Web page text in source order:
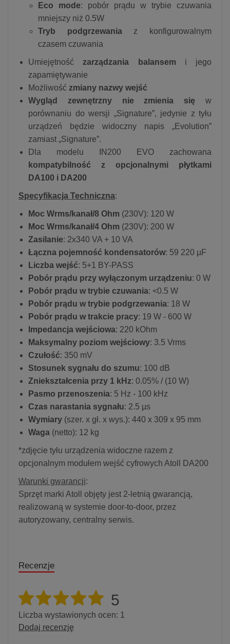
Eco mode: pobór prądu w trybie czuwania
mniejszy niż 0.5W
Tryb podgrzewaniaz konfigurowalnym
czasem czuwania
Umiejętnośćzarządzania balansem i jego
zapamiętywanie
Możliwość zmiany nazwy wejść
Wygląd zewnętrzny nie zmienia się w
porównaniu do wersji „Signature”, jedynie z tyłu
urządzeń będzie widoczny napis „Evolution”
zamiast „Signature”.
Dla modelu IN200 EVO zachowana
kompatybilność z opcjonalnymi płytkami
DA100 i DA200
Specyfikacja Techniczna:
Moc Wrms/kanał/8 Ohm (230V): 120 W
Moc Wrms/kanał/4 Ohm (230V): 200 W
Zasilanie: 2x340 VA + 10 VA
Łączna pojemność kondensatorów: 59 220 µF
Liczba wejść: 5+1 BY-PASS
Pobór prądu przy wyłączonym urządzeniu: 0 W
Pobór prądu w trybie czuwania: <0.5 W
Pobór prądu w trybie podgrzewania: 18 W
Pobór prądu w trakcie pracy: 19 W - 600 W
Impedancja wejściowa: 220 kOhm
Maksymalny poziom wejściowy: 3.5 Vrms
Czułość: 350 mV
Stosunek sygnału do szumu: 100 dB
Zniekształcenia przy 1 kHz: 0.05% / (10 W)
Pasmo przenoszenia: 5 Hz - 100 kHz
Czas narastania sygnału: 2.5 µs
Wymiary (szer. x gł. x wys.): 440 x 309 x 95 mm
Waga (netto): 12 kg
*zdjęcie tyłu urządzenia widoczne razem z
opcjonalnym modułem wejść cyfrowych Atoll DA200
Warunki gwarancji:
Sprzęt marki Atoll objęty jest 2-letnią gwarancją,
realizowaną w systemie door-to-door, przez
autoryzowany, centralny serwis.
Recenzje
5
Liczba wystawionych ocen: 1
Dodaj recenzję